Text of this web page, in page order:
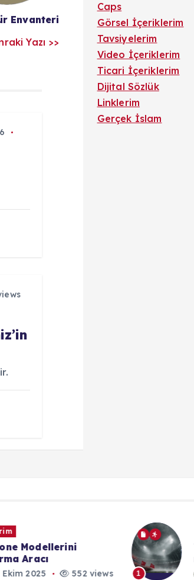
Envanteri
Yazı >>
Caps
Görsel İçeriklerim
Tavsiyelerim
Video İçeriklerim
Ticari İçeriklerim
Dijital Sözlük
Linklerim
Gerçek İslam
552 views 1
Yazılı
Tek Bir
mı?